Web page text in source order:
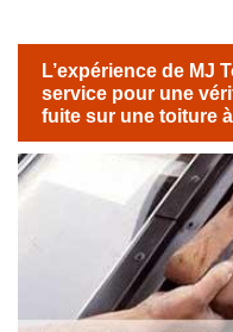
L’expérience de MJ
service pour une
fuite sur une toiture